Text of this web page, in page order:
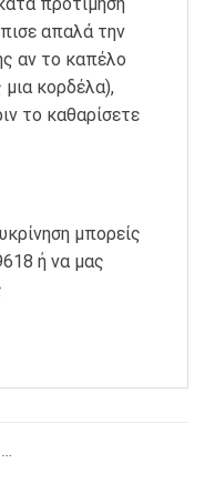
απαλά την
αν το καπέλο
κορδέλα),
το καθαρίσετε
μπορείς
ή να μας